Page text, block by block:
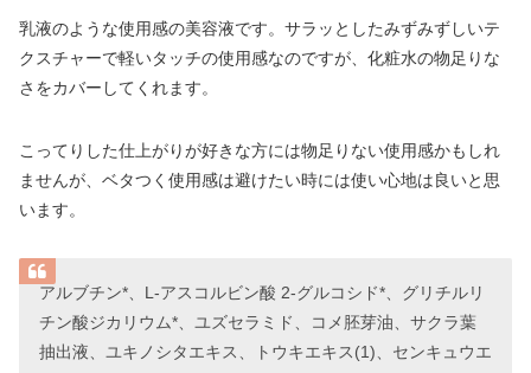
乳液のような使用感の美容液です。サラッとしたみずみずしいテ
クスチャーで軽いタッチの使用感なのですが、化粧水の物足りな
さをカバーしてくれます。
こってりした仕上がりが好きな方には物足りない使用感かもしれ
ませんが、ベタつく使用感は避けたい時には使い心地は良いと思
います。
アルブチン*、L-アスコルビン酸 2-グルコシド*、グリチルリ
チン酸ジカリウム*、ユズセラミド、コメ胚芽油、サクラ葉
抽出液、ユキノシタエキス、トウキエキス(1)、センキュウエ